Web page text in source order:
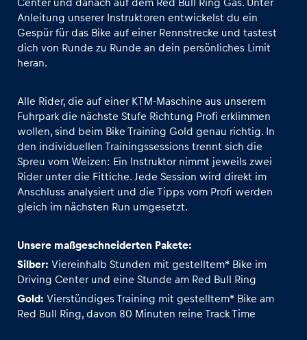
Glossar
Alle anzeigen
Center und danach auf dem Red Bull Ring Gas. Unter
Anleitung unserer Instruktoren entwickelst du ein
Gespür für das Bike auf einer Rennstrecke und tastest
dich von Runde zu Runde an dein persönliches Limit
heran.
Alle Rider, die auf einer KTM-Maschine aus unserem
Fuhrpark die nächste Stufe Richtung Profi erklimmen
wollen, sind beim Bike Training Gold genau richtig. In
den individuellen Trainingssessions trennt sich die
Spreu vom Weizen: Ein Instruktor nimmt jeweils zwei
Rider unter die Fittiche. Jede Session wird direkt im
Anschluss analysiert und die Tipps vom Profi werden
gleich im nächsten Run umgesetzt.
Unsere maßgeschneiderten Pakete:
Silber: Viereinhalb Stunden mit gestelltem* Bike im
Driving Center und eine Stunde am Red Bull Ring
Gold: Vierstündiges Training mit gestelltem* Bike am
Red Bull Ring, davon 80 Minuten reine Track Time